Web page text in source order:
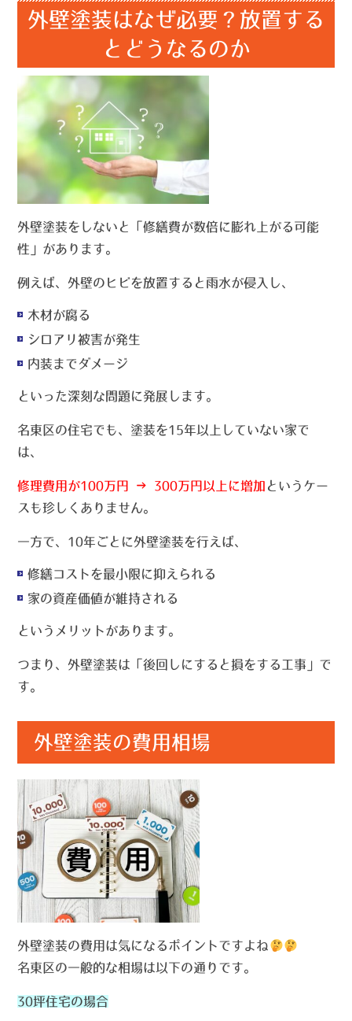
外壁塗装はなぜ必要？放置する
とどうなるのか
外壁塗装をしないと「修繕費が数倍に膨れ上がる可能
性」があります。
例えば、外壁のヒビを放置すると雨水が侵入し、
木材が腐る
シロアリ被害が発生
内装までダメージ
といった深刻な問題に発展します。
名東区の住宅でも、塗装を15年以上していない家で
は、
修理費用が100万円 → 300万円以上に増加 というケー
スも珍しくありません。
一方で、10年ごとに外壁塗装を行えば、
修繕コストを最小限に抑えられる
家の資産価値が維持される
というメリットがあります。
つまり、外壁塗装は「後回しにすると損をする工事」で
す。
外壁塗装の費用相場
外壁塗装の費用は気になるポイントですよね
名東区の一般的な相場は以下の通りです。
30坪住宅の場合